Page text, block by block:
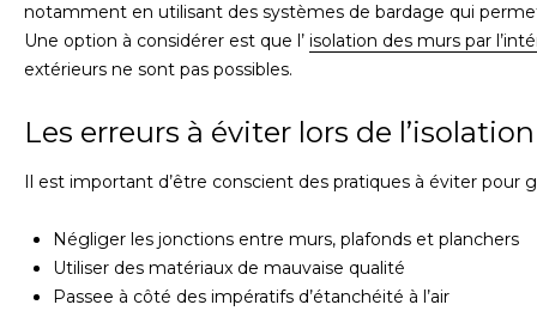
notamment en utilisant des systèmes de bardage qui
Une option à considérer est que l’ isolation des murs par
extérieurs ne sont pas possibles.
Les erreurs à éviter lors de l’isolation
Il est important d’être conscient des pratiques à éviter pour
Négliger les jonctions entre murs, plafonds et planchers
Utiliser des matériaux de mauvaise qualité
Passee à côté des impératifs d’étanchéité à l’air